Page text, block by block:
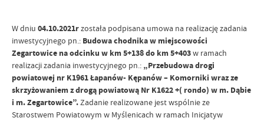
W dniu 04.10.2021rzostała podpisana umowa na realizację zadania
inwestycyjnego pn.: Budowa chodnika w miejscowości
Zegartowice na odcinku w km 5+138 do km 5+403w ramach
realizacji zadania inwestycyjnego pn.: „Przebudowa drogi
powiatowej nr K1961 Łapanów- Kępanów – Komorniki wraz ze
skrzyżowaniem z drogą powiatową Nr K1622 +( rondo) w m. Dąbie
i m. Zegartowice”.Zadanie realizowane jestwspólnie ze
Starostwem Powiatowym w Myślenicach w ramach Inicjatyw